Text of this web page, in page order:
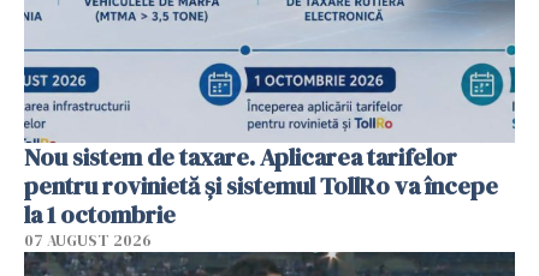
Nou sistem de taxare. Aplicarea tarifelor
pentru rovinietă şi sistemul TollRo va începe
la 1 octombrie
07 AUGUST 2026